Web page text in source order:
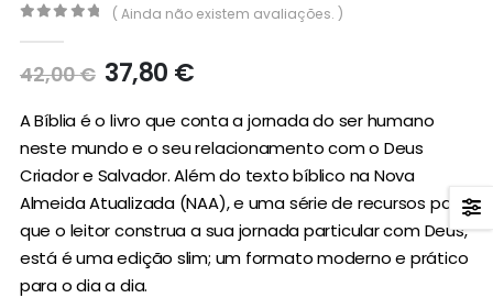
( Ainda não existem avaliações. )
42,00€ O
preço
original
era:
42,00 €.
37,80 €O
atual
é:
37,80 €.
A Bíblia é o livro que conta a jornada do ser humano
neste mundo e o seu relacionamento com o Deus
Criador e Salvador. Além do texto bíblico na Nova
Almeida Atualizada (NAA), e uma série de recursos para
que o leitor construa a sua jornada particular com Deus,
está é uma edição slim; um formato moderno e prático
para o dia a dia.